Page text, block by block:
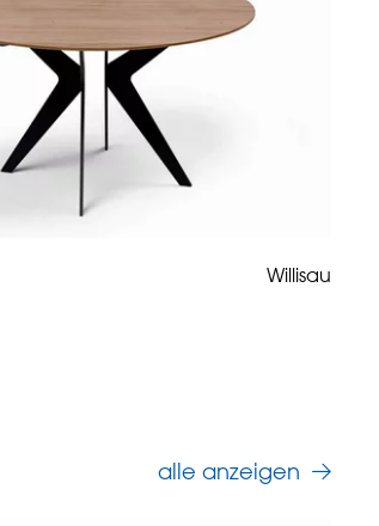
Willisau
alle anzeigen